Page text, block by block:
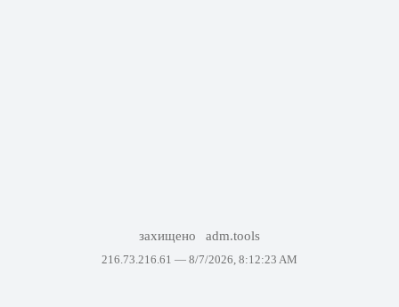
захищено adm.tools
216.73.216.61 — 8/7/2026, 8:12:23 AM